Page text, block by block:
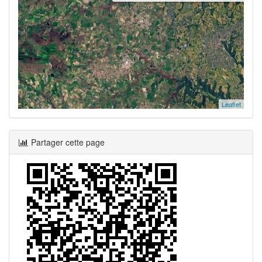
Leaflet
Partager cette page